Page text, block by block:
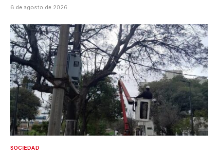
6 de agosto de 2026
SOCIEDAD